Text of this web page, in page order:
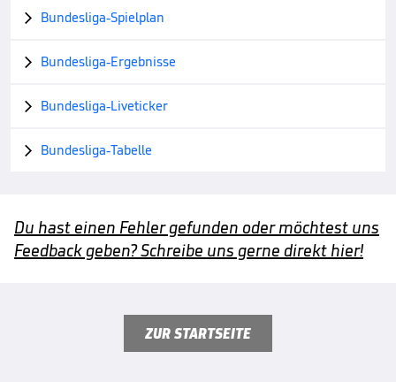
 Bundesliga-Spielplan
 Bundesliga-Ergebnisse
 Bundesliga-Liveticker
 Bundesliga-Tabelle
Du hast einen Fehler gefunden oder möchtest uns
Feedback geben? Schreibe uns gerne direkt hier!
ZUR STARTSEITE